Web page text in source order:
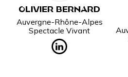
OLIVIER BERNARD
Auvergne-Rhône-Alpes
Spectacle Vivant